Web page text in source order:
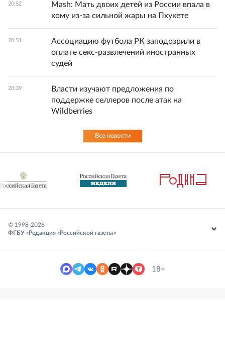
20:52
Mash: Мать двоих детей из России впала в
кому из-за сильной жары на Пхукете
20:51
Ассоциацию футбола РК заподозрили в
оплате секс-развлечений иностранных
судей
20:39
Власти изучают предложения по
поддержке селлеров после атак на
Wildberries
Все новости
© 1998-2026
ФГБУ «Редакция «Российской газеты»
18+